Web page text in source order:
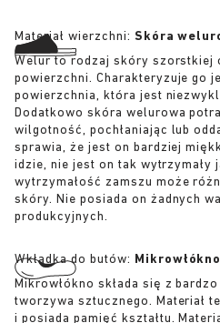
Materiał wierzchni: Skóra
Welur to rodzaj skóry szorstkiej
powierzchni. Charakteryzuje go
powierzchnia, która jest
Dodatkowo skóra welurowa
wilgotność, pochłaniając lub
sprawia, że jest on bardziej
idzie, nie jest on tak wytrzymały
wytrzymałość zamszu może
skóry. Nie posiada on żadnych
produkcyjnych.
Wkładka do butów: Mikrowłókno
Mikrowłókno składa się z
tworzywa sztucznego. Materiał
i posiada pamięć kształtu.